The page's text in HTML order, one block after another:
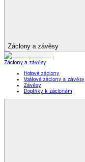
Záclony a závěsy
Záclony a závěsy
Hotové záclony
Voálové záclony a závěsy
Závěsy
Doplňky k záclonám